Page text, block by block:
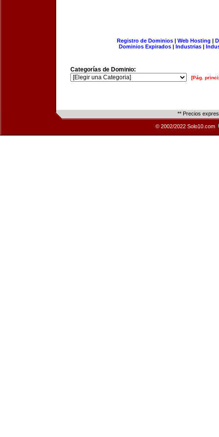
Registro de Dominios| Web Hosting |
Dominios Expirados | Industrias |
Categorías de Dominio:
[Pág.
** Precios
© 2002/2022 Solo10.com